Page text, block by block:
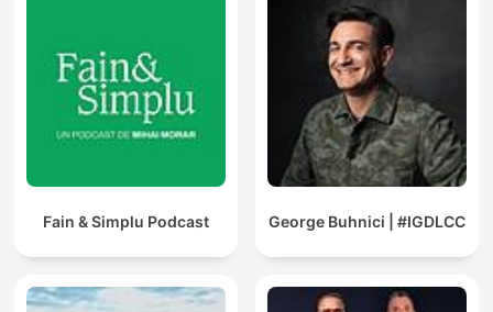
Fain & Simplu Podcast George Buhnici | #IGDLCC